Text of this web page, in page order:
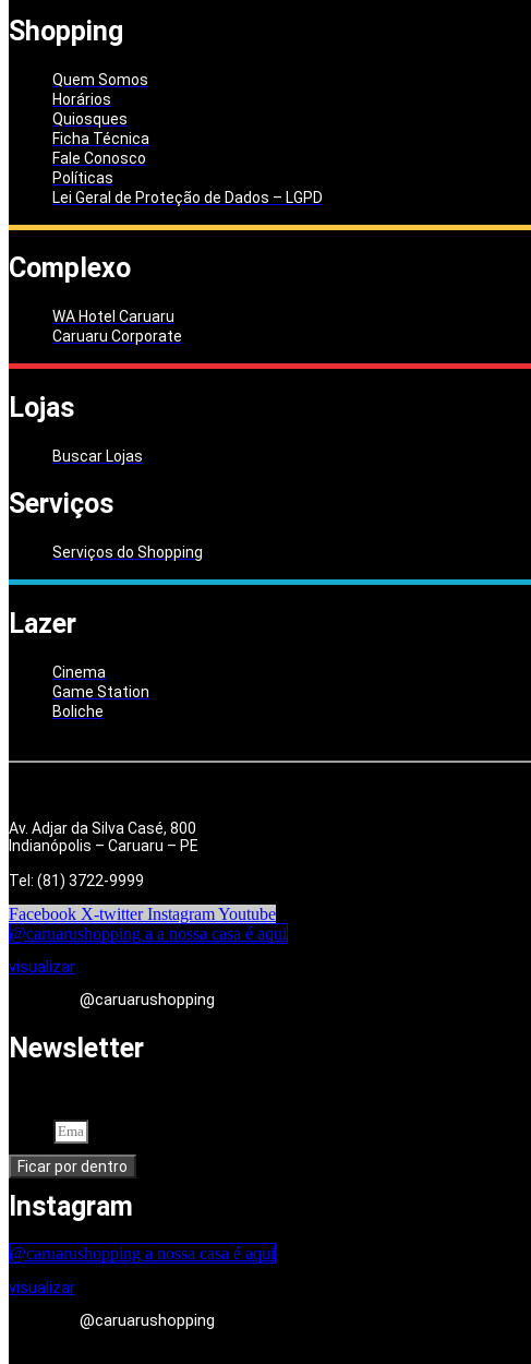
Shopping
Quem Somos
Horários
Quiosques
Ficha Técnica
Fale Conosco
Políticas
Lei Geral de Proteção de Dados – LGPD
Complexo
WA Hotel Caruaru
Caruaru Corporate
Lojas
Buscar Lojas
Serviços
Serviços do Shopping
Lazer
Cinema
Game Station
Boliche
Av. Adjar da Silva Casé, 800
Indianópolis – Caruaru – PE
Tel: (81) 3722-9999
Facebook X-twitter InstagramYoutube
@caruarushopping a a nossa casa é aqui
visualizar
@caruarushopping
Newsletter
Ficar por dentro
Instagram
@caruarushopping a nossa casa é aqui
visualizar
@caruarushopping